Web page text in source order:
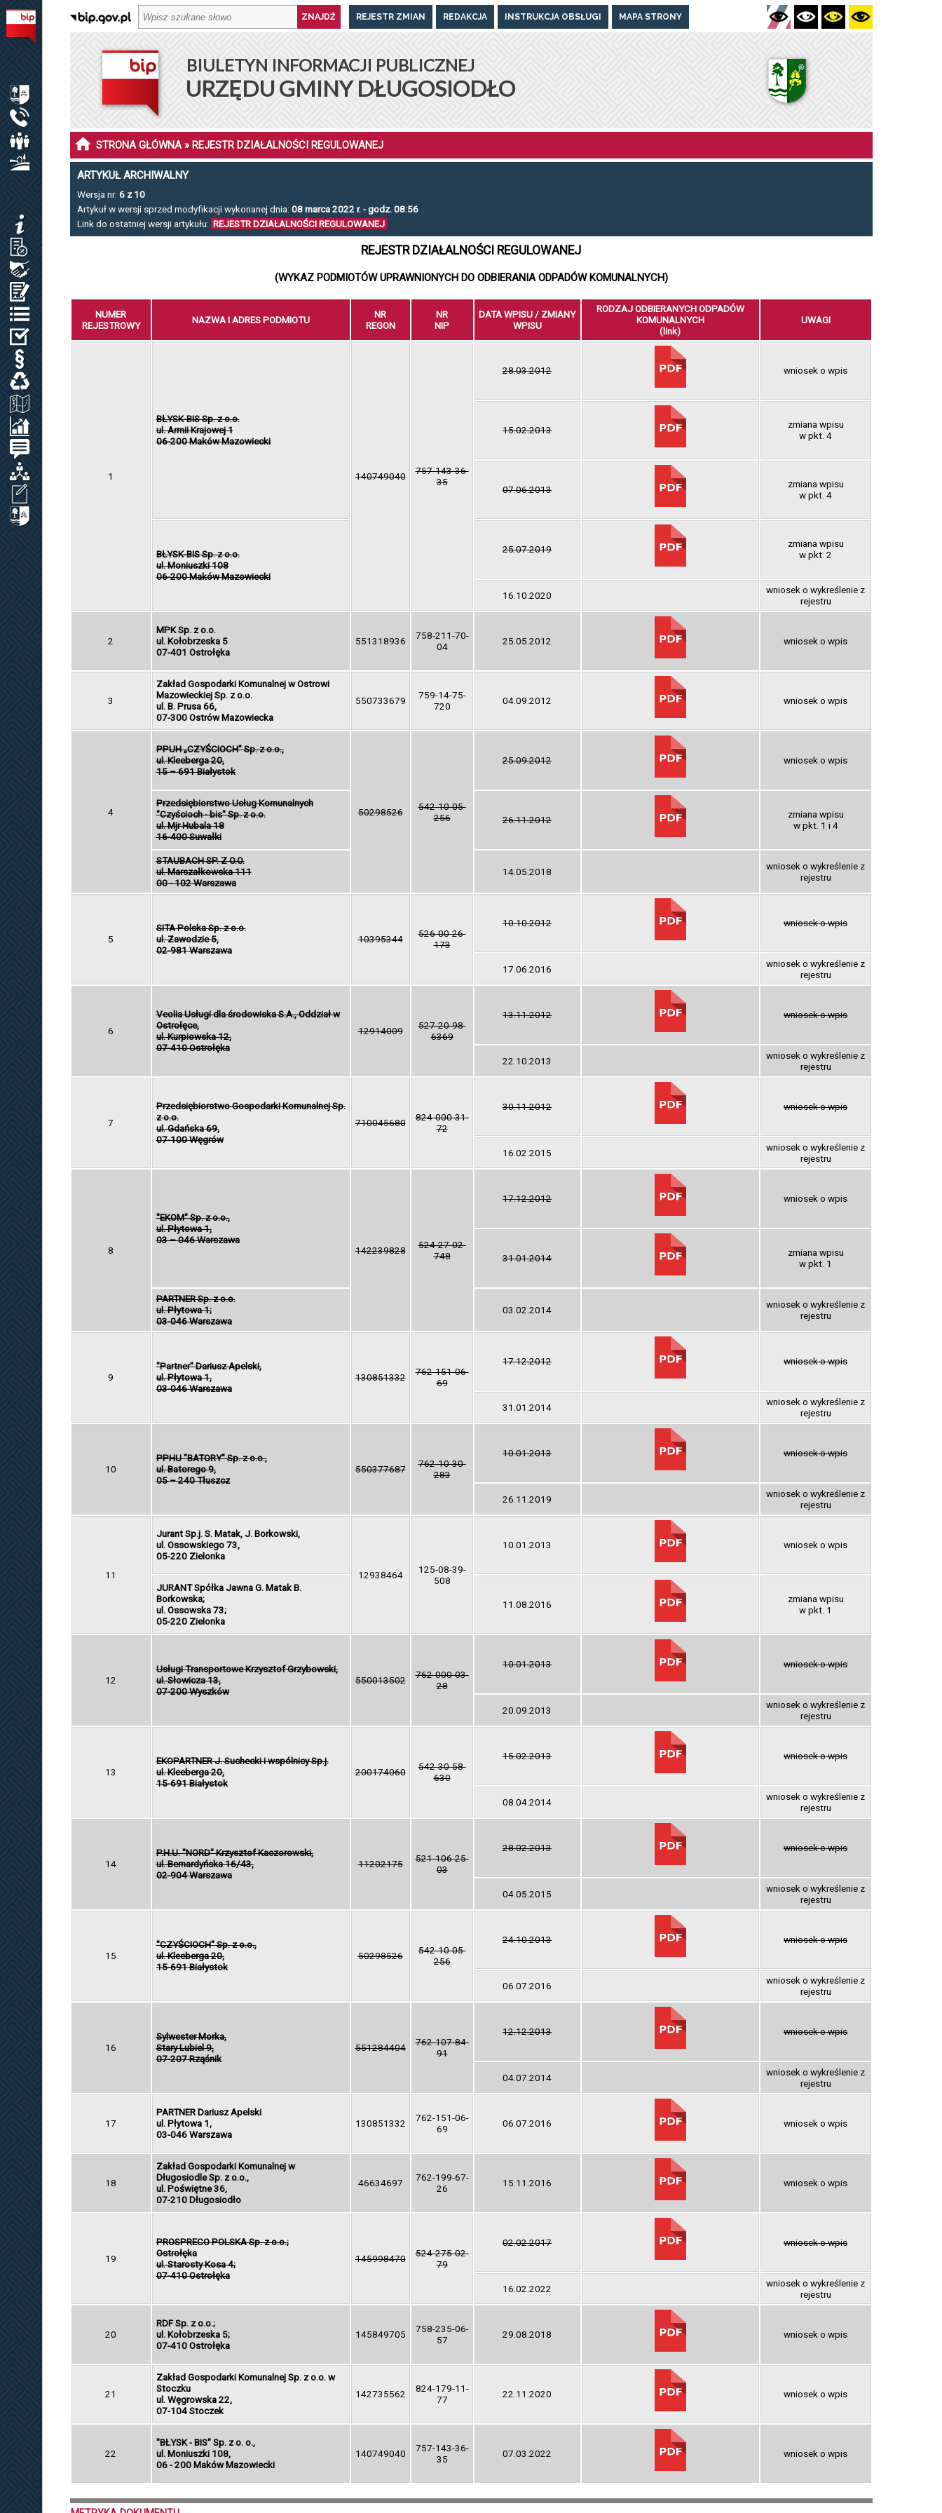
BIULETYN INFORMACJI PUBLICZNEJ URZĘDU GMINY DŁUGOSIODŁO
MENU PODMIOTOWE
INFORMACJE O GMINIE DŁUGOSIODŁO
RADA GMINY
SOŁECTWA I SOŁTYSI
MENU PRZEDMIOTOWE
KOMUNIKATY
SPRAWOZDANIA / KONTROLA ZARZĄDCZA
REJESTR ZMIAN REDAKCJA INSTRUKCJA OBSŁUGI MAPA STRONY
BIULETYN INFORMACJI PUBLICZNEJ
URZĘDU GMINY DŁUGOSIODŁO
STRONA GŁÓWNA» REJESTR DZIAŁALNOŚCI REGULOWANEJ
ARTYKUŁ ARCHIWALNY
Wersja nr: 6 z 10
Artykuł w wersji sprzed modyfikacji wykonanej dnia: 08 marca 2022 r. - godz. 08:56
Link do ostatniej wersji artykułu: REJESTR DZIAŁALNOŚCI REGULOWANEJ
REJESTR DZIAŁALNOŚCI REGULOWANEJ
(WYKAZ PODMIOTÓW UPRAWNIONYCH DO ODBIERANIA ODPADÓW KOMUNALNYCH)
NUMER
REJESTROWY
NAZWA I ADRES PODMIOTU
NR
REGON
NR
NIP
DATA WPISU / ZMIANY
WPISU
RODZAJ ODBIERANYCH ODPADÓW
KOMUNALNYCH
(link)
UWAGI
1
BŁYSK-BIS Sp. z o.o.
ul. Armii Krajowej 1
06-200 Maków Mazowiecki
140749040
757-143-36-
35
28.03.2012 wniosek o wpis
15.02.2013
zmiana wpisu
w pkt. 4
07.06.2013
zmiana wpisu
w pkt. 4
BŁYSK-BIS Sp. z o.o.
ul. Moniuszki 108
06-200 Maków Mazowiecki
25.07.2019
zmiana wpisu
w pkt. 2
16.10.2020
wniosek o wykreślenie z
rejestru
2
MPK Sp. z o.o.
ul. Kołobrzeska 5
07-401 Ostrołęka
551318936
758-211-70-
04
25.05.2012 wniosek o wpis
3
Zakład Gospodarki Komunalnej w Ostrowi
Mazowieckiej Sp. z o.o.
ul. B. Prusa 66,
07-300 Ostrów Mazowiecka
550733679
759-14-75-
720
04.09.2012 wniosek o wpis
4
PPUH „CZYŚCIOCH” Sp. z o.o.,
ul. Kleeberga 20,
15 – 691 Białystok
50298526
542-10-05-
256
25.09.2012 wniosek o wpis
Przedsiębiorstwo Usług Komunalnych
"Czyścioch - bis" Sp. z o.o.
ul. Mjr Hubala 18
16-400 Suwałki
26.11.2012
zmiana wpisu
w pkt. 1 i 4
STAUBACH SP. Z O.O.
ul. Marszałkowska 111
00 - 102 Warszawa
14.05.2018
wniosek o wykreślenie z
rejestru
5
SITA Polska Sp. z o.o.
ul. Zawodzie 5,
02-981 Warszawa
10395344
526-00-26-
173
10.10.2012 wniosek o wpis
17.06.2016
wniosek o wykreślenie z
rejestru
6
Veolia Usługi dla środowiska S.A., Oddział w
Ostrołęce,
ul. Kurpiowska 12,
07-410 Ostrołęka
12914009
527-20-98-
6369
13.11.2012 wniosek o wpis
22.10.2013
wniosek o wykreślenie z
rejestru
7
Przedsiębiorstwo Gospodarki Komunalnej Sp.
z o.o.
ul. Gdańska 69,
07-100 Węgrów
710045680
824-000-31-
72
30.11.2012 wniosek o wpis
16.02.2015
wniosek o wykreślenie z
rejestru
8
"EKOM" Sp. z o.o.,
ul. Płytowa 1,
03 – 046 Warszawa
142239828
524-27-02-
748
17.12.2012 wniosek o wpis
31.01.2014
zmiana wpisu
w pkt. 1
PARTNER Sp. z o.o.
ul. Płytowa 1;
03-046 Warszawa
03.02.2014
wniosek o wykreślenie z
rejestru
9
"Partner" Dariusz Apelski,
ul. Płytowa 1,
03-046 Warszawa
130851332
762-151-06-
69
17.12.2012 wniosek o wpis
31.01.2014
wniosek o wykreślenie z
rejestru
10
PPHU "BATORY" Sp. z o.o.,
ul. Batorego 9,
05 – 240 Tłuszcz
550377687
762-10-30-
283
10.01.2013 wniosek o wpis
26.11.2019
wniosek o wykreślenie z
rejestru
11
Jurant Sp.j. S. Matak, J. Borkowski,
ul. Ossowskiego 73,
05-220 Zielonka
12938464
125-08-39-
508
10.01.2013 wniosek o wpis
JURANT Spółka Jawna G. Matak B.
Borkowska;
ul. Ossowska 73;
05-220 Zielonka
11.08.2016
zmiana wpisu
w pkt. 1
12
Usługi Transportowe Krzysztof Grzybowski,
ul. Słowicza 13,
07-200 Wyszków
550013502
762-000-03-
28
10.01.2013 wniosek o wpis
20.09.2013
wniosek o wykreślenie z
rejestru
13
EKOPARTNER J. Suchecki i wspólnicy Sp.j.
ul. Kleeberga 20,
15-691 Białystok
200174060
542-30-58-
630
15.02.2013 wniosek o wpis
08.04.2014
wniosek o wykreślenie z
rejestru
14
P.H.U. "NORD" Krzysztof Kaczorowski,
ul. Bernardyńska 16/43,
02-904 Warszawa
11202175
521-106-25-
03
28.02.2013 wniosek o wpis
04.05.2015
wniosek o wykreślenie z
rejestru
15
"CZYŚCIOCH" Sp. z o.o.,
ul. Kleeberga 20,
15-691 Białystok
50298526
542-10-05-
256
24.10.2013 wniosek o wpis
06.07.2016
wniosek o wykreślenie z
rejestru
16
Sylwester Morka,
Stary Lubiel 9,
07-207 Rząśnik
551284404
762-107-84-
91
12.12.2013 wniosek o wpis
04.07.2014
wniosek o wykreślenie z
rejestru
17
PARTNER Dariusz Apelski
ul. Płytowa 1,
03-046 Warszawa
130851332
762-151-06-
69
06.07.2016 wniosek o wpis
18
Zakład Gospodarki Komunalnej w
Długosiodle Sp. z o.o.,
ul. Poświętne 36,
07-210 Długosiodło
46634697
762-199-67-
26
15.11.2016 wniosek o wpis
19
PROSPRECO POLSKA Sp. z o.o.;
Ostrołęka
ul. Starosty Kosa 4;
07-410 Ostrołęka
145998470
524-275-02-
79
02.02.2017 wniosek o wpis
16.02.2022
wniosek o wykreślenie z
rejestru
20
RDF Sp. z o.o.;
ul. Kołobrzeska 5;
07-410 Ostrołęka
145849705
758-235-06-
57
29.08.2018 wniosek o wpis
21
Zakład Gospodarki Komunalnej Sp. z o.o. w
Stoczku
ul. Węgrowska 22,
07-104 Stoczek
142735562
824-179-11-
77
22.11.2020 wniosek o wpis
22
"BŁYSK - BIS" Sp. z o. o.,
ul. Moniuszki 108,
06 - 200 Maków Mazowiecki
140749040
757-143-36-
35
07.03.2022 wniosek o wpis